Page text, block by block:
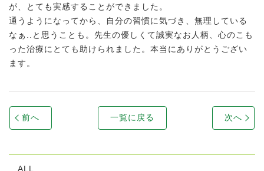
が、とても実感することができました。
通うようになってから、自分の習慣に気づき、無理している
なぁ..と思うことも。先生の優しくて誠実なお人柄、心のこも
った治療にとても助けられました。本当にありがとうござい
ます。
前へ 一覧に戻る 次へ
ALL